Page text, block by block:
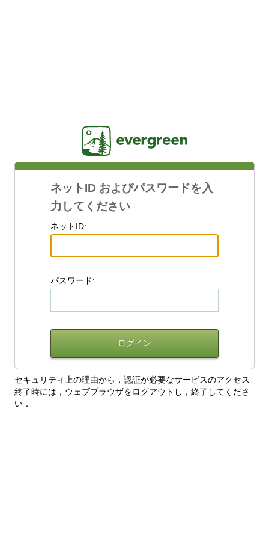
ネットID およびパスワードを入
力してください
ネットID:
パスワード:
セキュリティ上の理由から，認証が必要なサービスのアクセス
終了時には，ウェブブラウザをログアウトし，終了してくださ
い．